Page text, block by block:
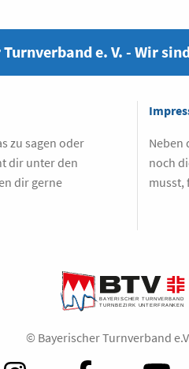
e. V. - Wir
zu sagen oder
dir unter den
dir gerne
Neben
noch
musst,
© Bayerischer Turnverband